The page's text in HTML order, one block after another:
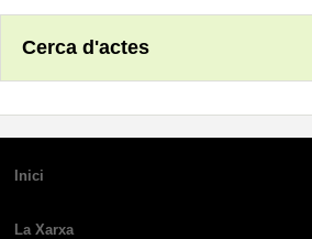
Cerca d'actes
Inici
La Xarxa